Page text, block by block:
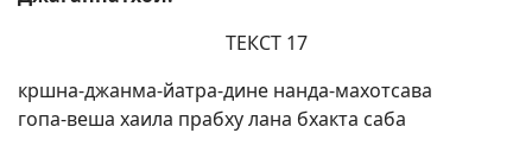
ТЕКСТ 17
кршна-джанма-йатра-дине нанда-махотсава
гопа-веша хаила прабху лана бхакта саба